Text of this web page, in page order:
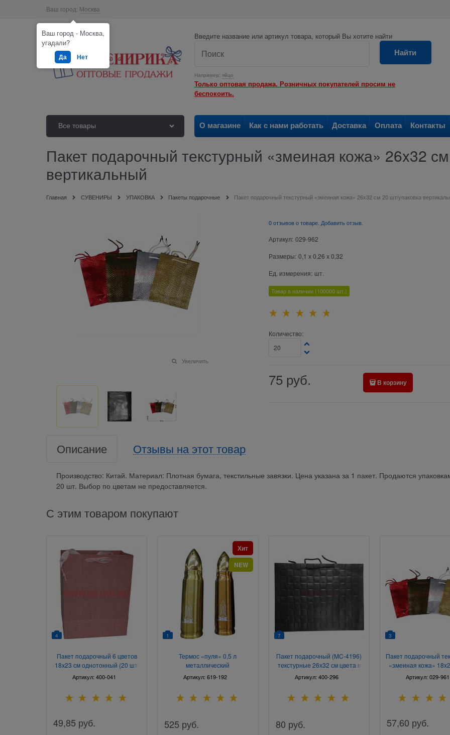
Ваш город: Москва
Введите название или артикул товара, который Вы хотите найти
Например: яйцо
Найти
Только оптовая продажа. Розничных покупателей просим не
беспокоить.
Все товары О магазине Как с нами работать Доставка Оплата Контакты
Пакет подарочный текстурный «змеиная кожа» 26x32
вертикальный
Главная СУВЕНИРЫ УПАКОВКА Пакеты подарочные Пакет подарочный текстурный «змеиная кожа» 26x32 см 20 шт/упаковка
Увеличить
0 отзывов о товаре. Добавить отзыв.
Артикул: 029-962
Размеры: 0,1 x 0,26 x 0,32
Ед. измерения: шт.
Товар в наличии (100000 шт.)
Количество:
75 руб. В корзину
Описание Отзывы на этот товар
Производство: Китай. Материал: Плотная бумага, текстильные завязки. Цена указана за 1 пакет. Продаются
20 шт. Выбор по цветам не предоставляется.
С этим товаром покупают
4
Пакет подарочный 6 цветов
18х23 см однотонный (20 шт/
уп)
Артикул:400-041
49,85 руб.
1
Термос «пуля» 0,5 л
металлический
Артикул:619-192
Хит
NEW
525 руб.
7
Пакет подарочный (MC-4196)
текстурные 26х32 см цвета в
ассортименте
Артикул: 400-296
80 руб.
3
Пакет подарочный
«змеиная кожа»
шт/упаковка
Артикул: 029-961
57,60 руб.
Ваш город - Москва,
угадали?
Да Нет